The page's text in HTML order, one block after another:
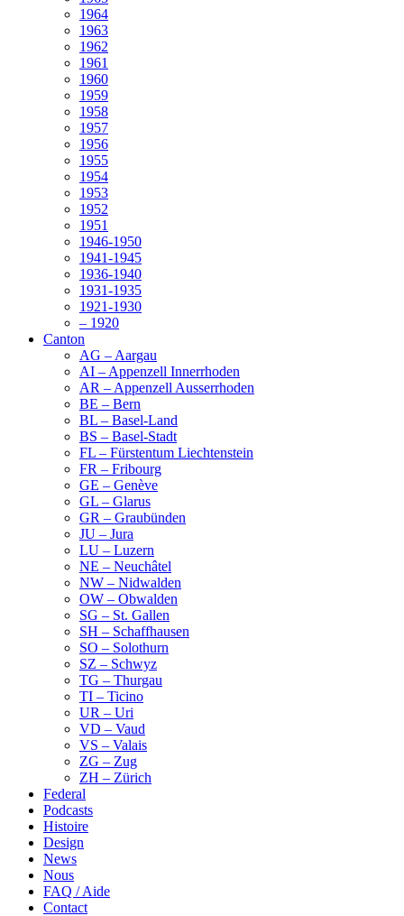
1964
1963
1962
1961
1960
1959
1958
1957
1956
1955
1954
1953
1952
1951
1946-1950
1941-1945
1936-1940
1931-1935
1921-1930
– 1920
Canton
AG – Aargau
AI – Appenzell Innerrhoden
AR – Appenzell Ausserrhoden
BE – Bern
BL – Basel-Land
BS – Basel-Stadt
FL – Fürstentum Liechtenstein
FR – Fribourg
GE – Genève
GL – Glarus
GR – Graubünden
JU – Jura
LU – Luzern
NE – Neuchâtel
NW – Nidwalden
OW – Obwalden
SG – St. Gallen
SH – Schaffhausen
SO – Solothurn
SZ – Schwyz
TG – Thurgau
TI – Ticino
UR – Uri
VD – Vaud
VS – Valais
ZG – Zug
ZH – Zürich
Federal
Podcasts
Histoire
Design
News
Nous
FAQ / Aide
Contact